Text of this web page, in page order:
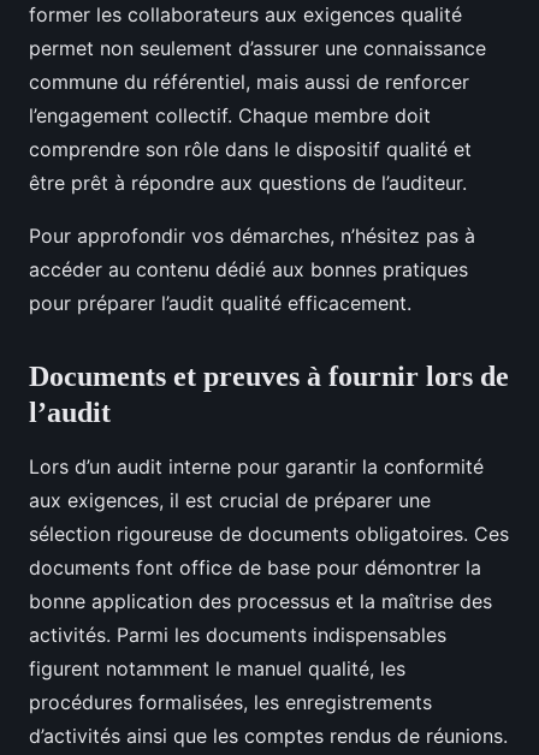
former les collaborateurs aux exigences qualité
permet non seulement d’assurer une connaissance
commune du référentiel, mais aussi de renforcer
l’engagement collectif. Chaque membre doit
comprendre son rôle dans le dispositif qualité et
être prêt à répondre aux questions de l’auditeur.
Pour approfondir vos démarches, n’hésitez pas à
accéder au contenu dédié aux bonnes pratiques
pour préparer l’audit qualité efficacement.
Documents et preuves à fournir lors de
l’audit
Lors d’un audit interne pour garantir la conformité
aux exigences, il est crucial de préparer une
sélection rigoureuse de documents obligatoires. Ces
documents font office de base pour démontrer la
bonne application des processus et la maîtrise des
activités. Parmi les documents indispensables
figurent notamment le manuel qualité, les
procédures formalisées, les enregistrements
d’activités ainsi que les comptes rendus de réunions.